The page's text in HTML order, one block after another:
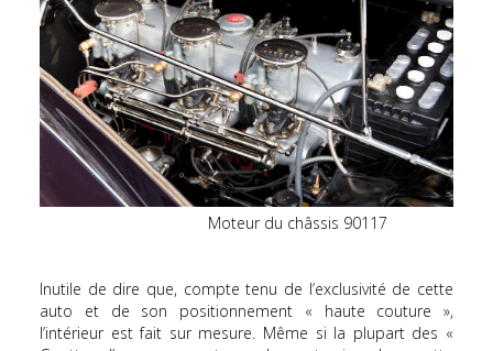
Moteur du châssis 90117
Inutile de dire que, compte tenu de l’exclusivité de cette
auto et de son positionnement « haute couture »,
l’intérieur est fait sur mesure. Même si la plupart des «